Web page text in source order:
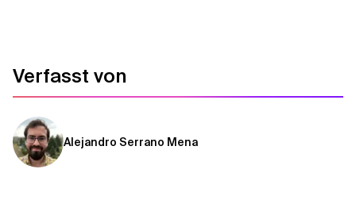
Verfasst von
Alejandro Serrano Mena